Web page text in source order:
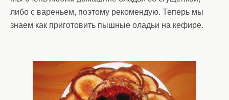
либо с вареньем, поэтому рекомендую. Теперь мы
знаем как приготовить пышные оладьи на кефире.